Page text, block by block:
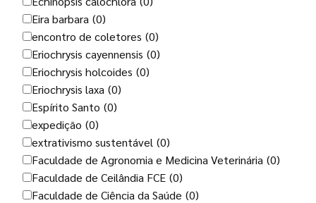
Eira barbara (0)
encontro de coletores (0)
Eriochrysis cayennensis (0)
Eriochrysis holcoides (0)
Eriochrysis laxa (0)
Espírito Santo (0)
expedição (0)
extrativismo sustentável (0)
Faculdade de Agronomia e Medicina Veterinária (0)
Faculdade de Ceilândia FCE (0)
Faculdade de Ciência da Saúde (0)